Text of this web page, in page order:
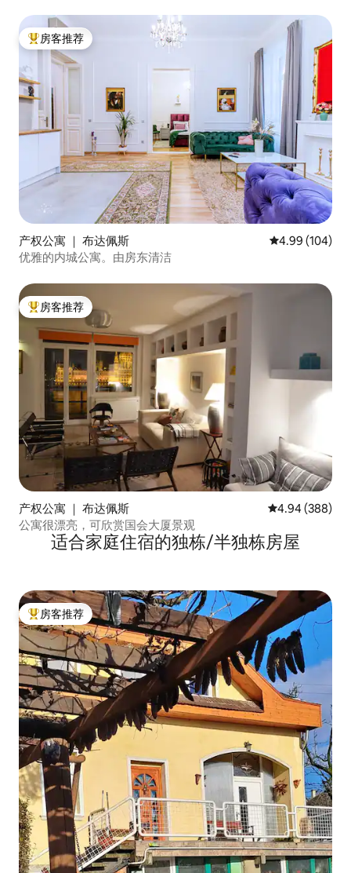
热门「房客推荐」
房客推荐
产权公寓 ｜ 布达佩斯 平均评分 4.99
4.99 (104)
优雅的内城公寓。由房东清洁
热门「房客推荐」
房客推荐
产权公寓 ｜ 布达佩斯 平均评分 4.94
4.94 (388)
公寓很漂亮，可欣赏国会大厦景观
适合家庭住宿的独栋/半独栋房屋
热门「房客推荐」
房客推荐